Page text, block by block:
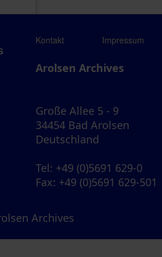
Kontakt Impressum
Arolsen Archives
Große Allee 5 - 9
34454 Bad Arolsen
Deutschland
Tel: +49 (0)5691 629-0
Fax: +49 (0)5691 629-501
Archives